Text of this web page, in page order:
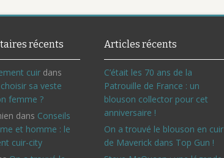
récents
cuirdans
sa veste
femme ?
dans Conseils
et homme : le
cuir-city
Articles récents
C’était les 70 ans de la
Patrouille de France : un
blouson collector pour cet
anniversaire !
On a trouvé le blouson en cuir
de Maverick dans Top Gun !